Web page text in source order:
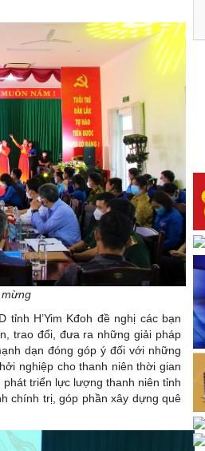
H’Yim Kđoh đề nghị các bạn
trao đổi, đưa ra những giải pháp
dạn đóng góp ý đối với những
nghiệp cho thanh niên thời gian
triển lực lượng thanh niên tỉnh
chính trị, góp phần xây dựng quê